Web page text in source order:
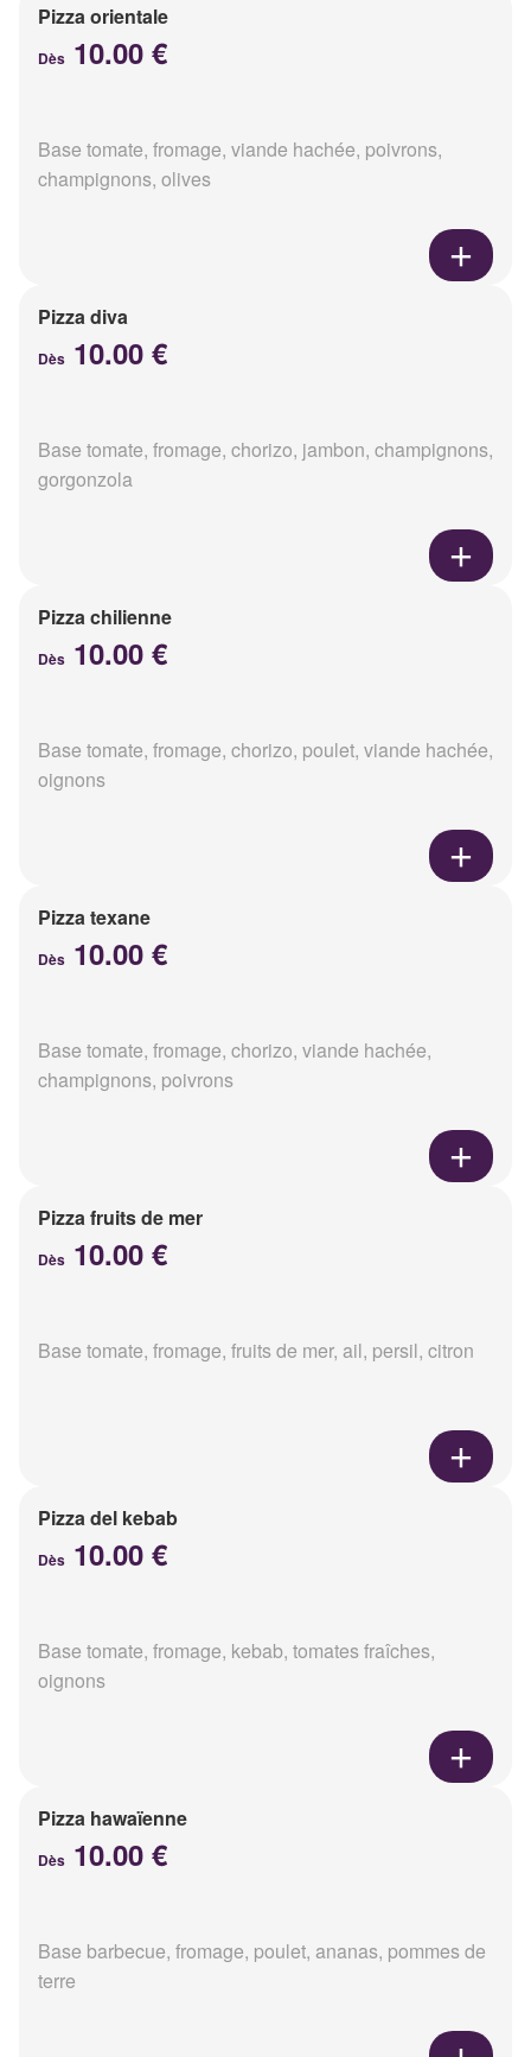
Pizza orientale
Dès 10.00 €
Base tomate, fromage, viande hachée, poivrons,
champignons, olives
Pizza diva
Dès 10.00 €
Base tomate, fromage, chorizo, jambon, champignons,
gorgonzola
Pizza chilienne
Dès 10.00 €
Base tomate, fromage, chorizo, poulet, viande hachée,
oignons
Pizza texane
Dès 10.00 €
Base tomate, fromage, chorizo, viande hachée,
champignons, poivrons
Pizza fruits de mer
Dès 10.00 €
Base tomate, fromage, fruits de mer, ail, persil, citron
Pizza del kebab
Dès 10.00 €
Base tomate, fromage, kebab, tomates fraîches,
oignons
Pizza hawaïenne
Dès 10.00 €
Base barbecue, fromage, poulet, ananas, pommes de
terre